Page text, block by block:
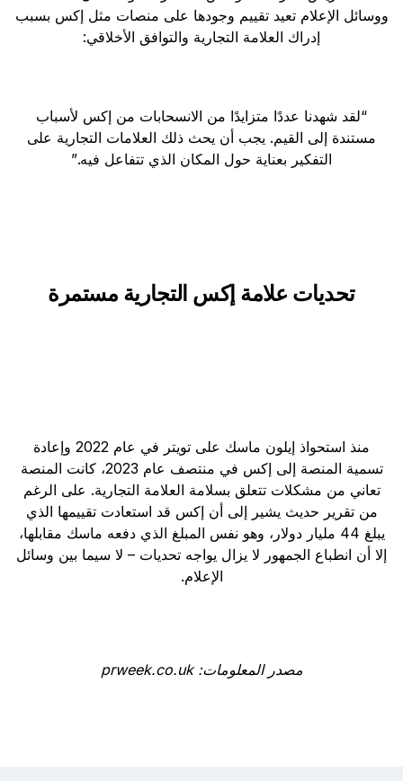
ووسائل الإعلام تعيد تقييم وجودها على منصات مثل إكس بسبب
إدراك العلامة التجارية والتوافق الأخلاقي:
“لقد شهدنا عددًا متزايدًا من الانسحابات من إكس لأسباب
مستندة إلى القيم. يجب أن يحث ذلك العلامات التجارية على
التفكير بعناية حول المكان الذي تتفاعل فيه.”
تحديات علامة إكس التجارية مستمرة
منذ استحواذ إيلون ماسك على تويتر في عام 2022 وإعادة
تسمية المنصة إلى إكس في منتصف عام 2023، كانت المنصة
تعاني من مشكلات تتعلق بسلامة العلامة التجارية. على الرغم
من تقرير حديث يشير إلى أن إكس قد استعادت تقييمها الذي
يبلغ 44 مليار دولار، وهو نفس المبلغ الذي دفعه ماسك مقابلها،
إلا أن انطباع الجمهور لا يزال يواجه تحديات – لا سيما بين وسائل
الإعلام.
مصدر المعلومات: prweek.co.uk